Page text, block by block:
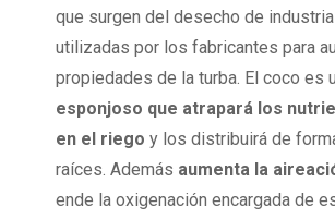
que surgen del desecho de
utilizadas por los fabricantes para
propiedades de la turba. El coco es
esponjoso que atrapará los
en el riego y los distribuirá de
raíces. Además aumenta la
ende la oxigenación encargada de